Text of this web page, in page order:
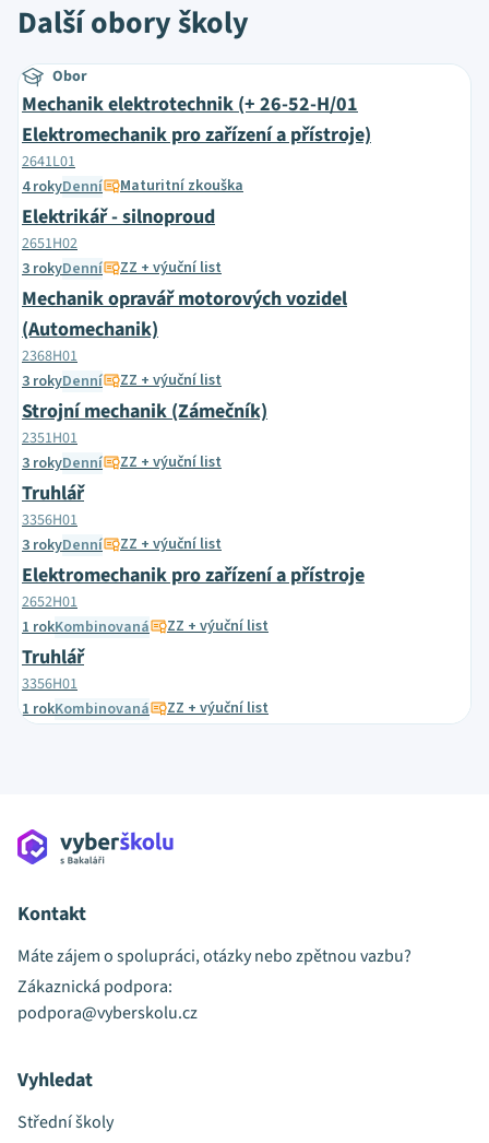
Další obory školy
Obor
Mechanik elektrotechnik (+ 26-52-H/01
Elektromechanik pro zařízení a přístroje)
2641L01
4 rokyDenní Maturitní zkouška
Elektrikář - silnoproud
2651H02
3 rokyDenní ZZ + výuční list
Mechanik opravář motorových vozidel
(Automechanik)
2368H01
3 rokyDenní ZZ + výuční list
Strojní mechanik (Zámečník)
2351H01
3 rokyDenní ZZ + výuční list
Truhlář
3356H01
3 rokyDenní ZZ + výuční list
Elektromechanik pro zařízení a přístroje
2652H01
1 rokKombinovaná ZZ + výuční list
Truhlář
3356H01
1 rokKombinovaná ZZ + výuční list
Kontakt
Máte zájem o spolupráci, otázky nebo zpětnou vazbu?
Zákaznická podpora:
podpora@vyberskolu.cz
Vyhledat
Střední školy